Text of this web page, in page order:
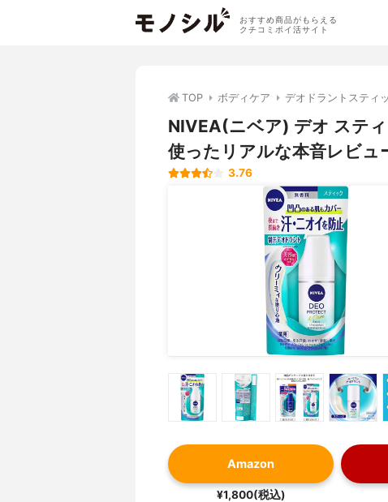
おすすめ商品がもらえる
クチコミポイ活サイト
TOP ボディケア デオドラントスティ
NIVEA(ニベア) デオ ステ
使ったリアルな本音レビュ
3.76
Amazon
¥1,800(税込)